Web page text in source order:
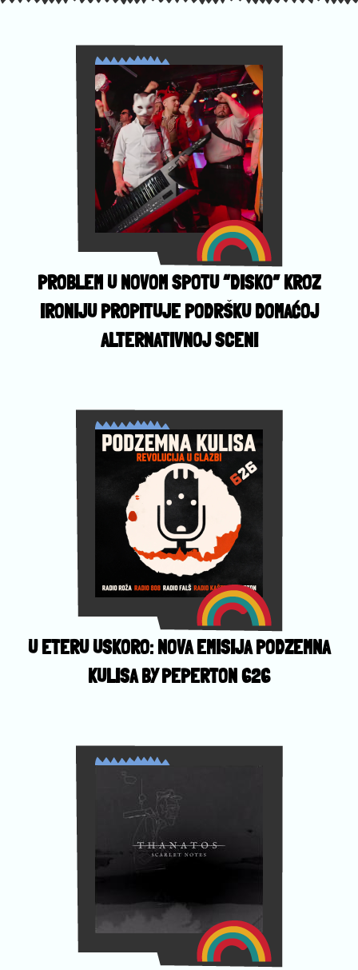
PROBLEM U NOVOM SPOTU “DISKO” KROZ
IRONIJU PROPITUJE PODRŠKU DOMAĆOJ
ALTERNATIVNOJ SCENI
U ETERU USKORO: NOVA EMISIJA PODZEMNA
KULISA BY PEPERTON 626